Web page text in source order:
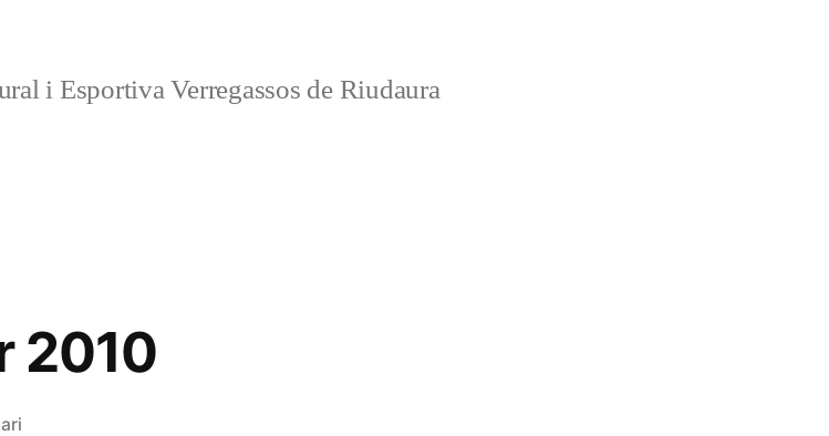
i Esportiva Verregassos de Riudaura
2010
a